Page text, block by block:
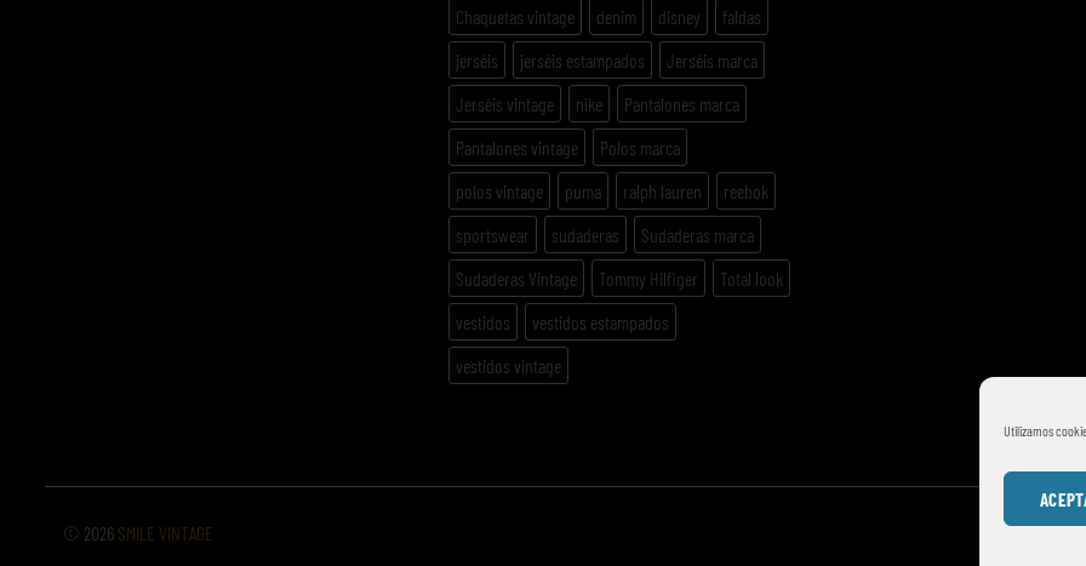
Utilizamos
Chaquetas vintage
denim disney
faldas
jerséis
jerséis estampados
Jerséis marca
Jerséis vintage
nike
Pantalones marca
Pantalones vintage
Polos marca
polos vintage
puma ralph lauren
reebok
sportswear
sudaderas
Sudaderas marca
Sudaderas Vintage
Tommy Hilfiger
Total look
vestidos
vestidos estampados
vestidos vintage
© 2026 SMILE VINTAGE